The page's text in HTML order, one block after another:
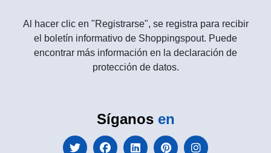
Al hacer clic en "Registrarse", se registra para recibir
el boletín informativo de Shoppingspout. Puede
encontrar más información en la declaración de
protección de datos.
Síganos en